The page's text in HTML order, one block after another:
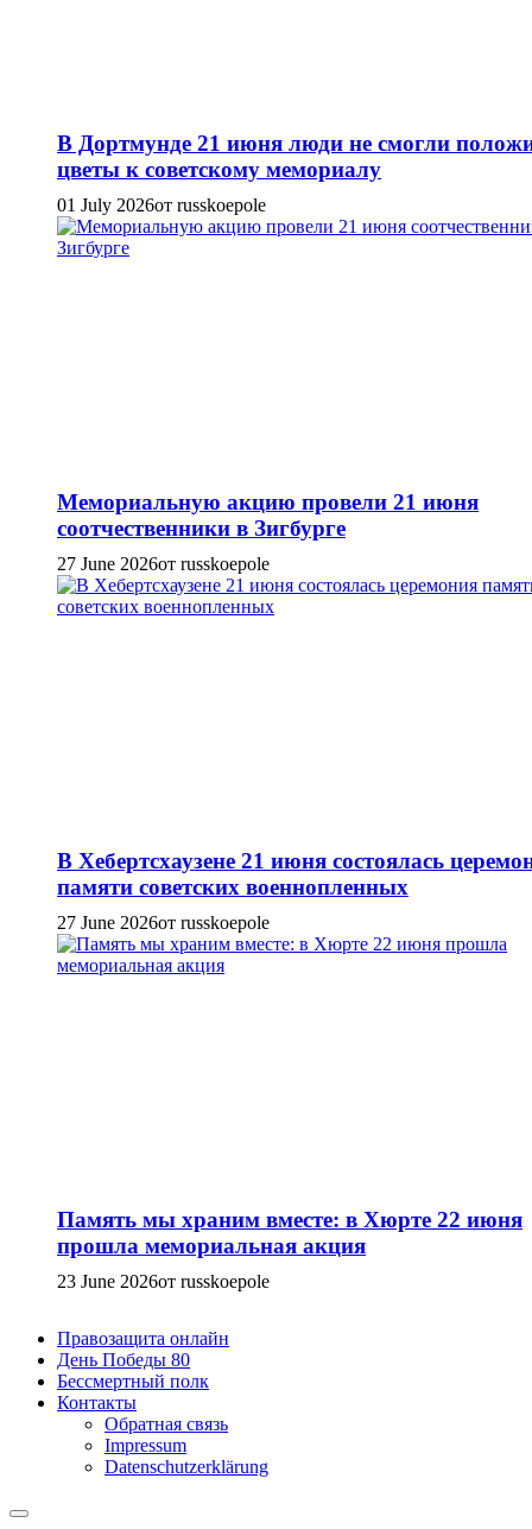
В Дортмунде 21 июня люди не смогли
цветы к советскому мемориалу
01 July 2026от russkoepole
Мемориальную акцию провели 21 июня
соотчественники в Зигбурге
27 June 2026от russkoepole
В Хебертсхаузене 21 июня состоялась
памяти советских военнопленных
27 June 2026от russkoepole
Память мы храним вместе: в Хюрте 22 июня
прошла мемориальная акция
23 June 2026от russkoepole
Правозащита онлайн
День Победы 80
Бессмертный полк
Контакты
Обратная связь
Impressum
Datenschutzerklärung